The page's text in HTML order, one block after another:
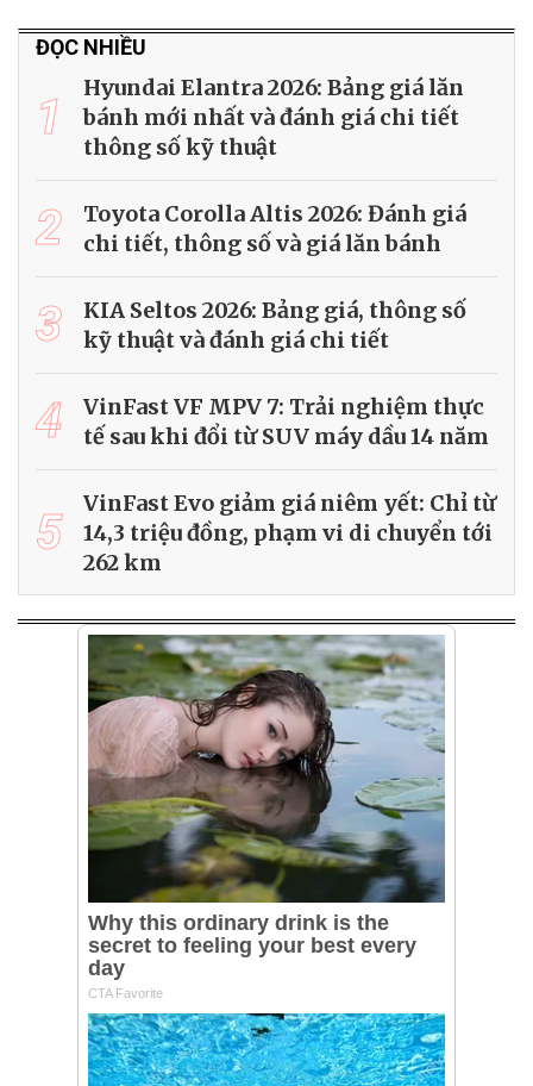
ĐỌC NHIỀU
1
Hyundai Elantra 2026: Bảng giá lăn
bánh mới nhất và đánh giá chi tiết
thông số kỹ thuật
2
Toyota Corolla Altis 2026: Đánh giá
chi tiết, thông số và giá lăn bánh
3
KIA Seltos 2026: Bảng giá, thông số
kỹ thuật và đánh giá chi tiết
4
VinFast VF MPV 7: Trải nghiệm thực
tế sau khi đổi từ SUV máy dầu 14 năm
5
VinFast Evo giảm giá niêm yết: Chỉ từ
14,3 triệu đồng, phạm vi di chuyển tới
262 km